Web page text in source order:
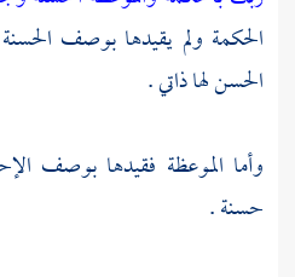
الحكمة ولم يقيدها بوصف
الحسن لها ذاتي .
وأما الموعظة فقيدها بوصف
حسنة .